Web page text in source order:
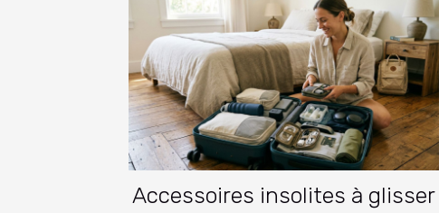
Accessoires insolites à glisser